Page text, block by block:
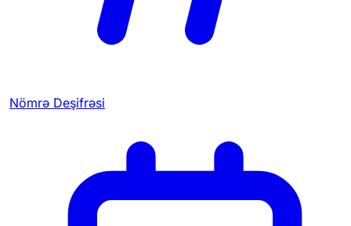
Nömrə Deşifrəsi